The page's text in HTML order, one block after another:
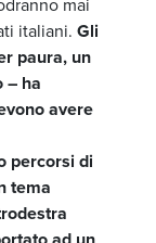
italiani. Gli
paura, un
– ha
avere
percorsi di
tema